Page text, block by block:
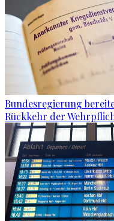
Bundesregierung
Rückkehr der